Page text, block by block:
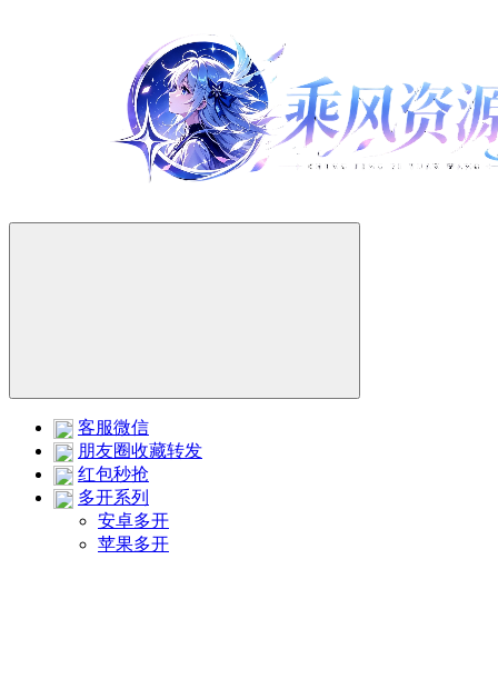
客服微信
朋友圈收藏转发
红包秒抢
多开系列
安卓多开
苹果多开